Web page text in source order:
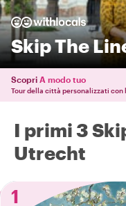
Skip The
Scopri A modo tuo
Tour della città personalizzati con
I primi 3
Utrecht
1